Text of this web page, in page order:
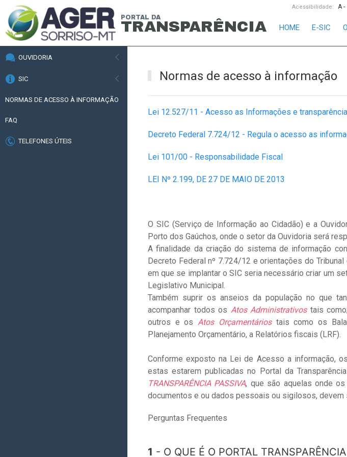
Acessibilidade: A -
PORTAL DA
TRANSPARÊNCIA HOME E-SIC
OUVIDORIA
SIC
NORMAS DE ACESSO À INFORMAÇÃO
FAQ
TELEFONES ÚTEIS
Normas de acesso à informação
Lei 12.527/11 - Acesso as Informações e transparência
Decreto Federal 7.724/12 - Regula o acesso as
Lei 101/00 - Responsabilidade Fiscal
LEI Nº 2.199, DE 27 DE MAIO DE 2013
O SIC (Serviço de Informação ao Cidadão) e a
Porto dos Gaúchos, onde o setor da Ouvidoria será
A finalidade da criação do sistema de informação
Decreto Federal nº 7.724/12 e orientações do
em que se implantar o SIC seria necessário criar um
Legislativo Municipal.
Também suprir os anseios da população no que
acompanhar todos os Atos Administrativostais
outros e osAtos Orçamentáriostais como os
Planejamento Orçamentário, a Relatórios fiscais (LRF).
Conforme exposto na Lei de Acesso a informação,
estas estarem publicadas no Portal da
TRANSPARÊNCIA PASSIVA, que são aquelas onde
documentos e ou dados pessoais ou sigilosos, devem
Perguntas Frequentes
1 - O QUE É O PORTAL